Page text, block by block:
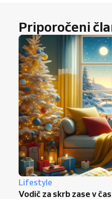
Priporočeni
Lifestyle
Vodič za skrb zase v